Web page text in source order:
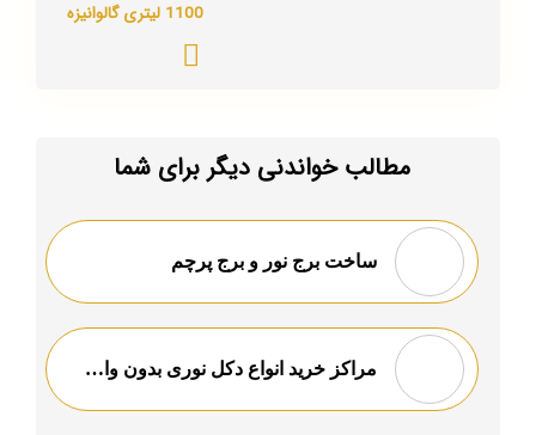
1100 لیتری گالوانیزه
مطالب خواندنی دیگر برای شما
ساخت برج نور و برج پرچم
مراکز خرید انواع دكل نورى بدون واسطه